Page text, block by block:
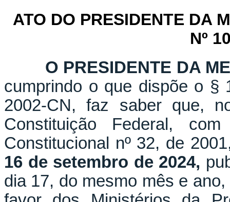
ATO DO PRESIDENTE DA
Nº
O PRESIDENTE DA
cumprindo o que dispõe o §
2002-CN, faz saber que,
Constituição Federal,
Constitucional nº 32, de
16 de setembro de 2024,
dia 17, do mesmo mês e